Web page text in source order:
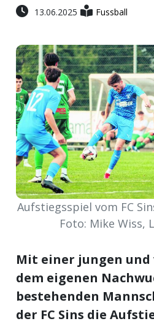
Paper
App
Auw
Auw:
offizielle
13.06.2025 Fussball
Aufstiegsspiel vom FC
Foto: Mike Wiss,
Mit einer jungen und
dem eigenen
bestehenden
der FC Sins die